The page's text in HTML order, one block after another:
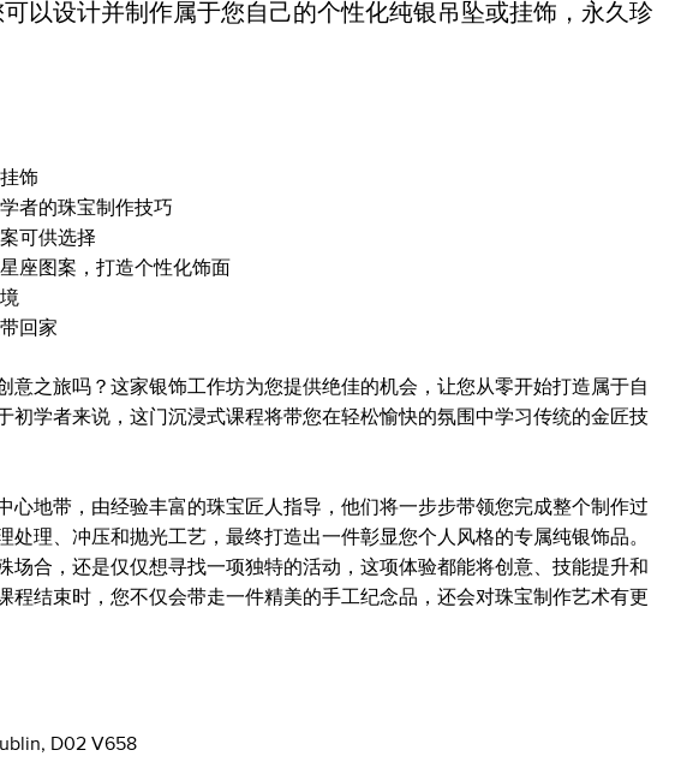
以设计并制作属于您自己的个性化纯银吊坠或挂饰，永久珍
饰
者的珠宝制作技巧
可供选择
座图案，打造个性化饰面
回家
意之旅吗？这家银饰工作坊为您提供绝佳的机会，让您从零开始打造属于自
初学者来说，这门沉浸式课程将带您在轻松愉快的氛围中学习传统的金匠技
心地带，由经验丰富的珠宝匠人指导，他们将一步步带领您完成整个制作过
处理、冲压和抛光工艺，最终打造出一件彰显您个人风格的专属纯银饰品。
场合，还是仅仅想寻找一项独特的活动，这项体验都能将创意、技能提升和
程结束时，您不仅会带走一件精美的手工纪念品，还会对珠宝制作艺术有更
D02 V658